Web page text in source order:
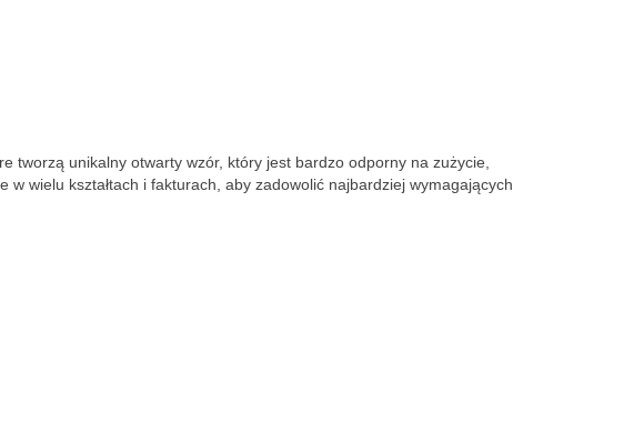
tworzą unikalny otwarty wzór, który jest bardzo odporny na zużycie,
wielu kształtach i fakturach, aby zadowolić najbardziej wymagających